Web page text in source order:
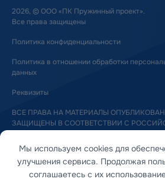
2026, © ООО «ПК Пружинный проект».
Все права защищены
Политика конфиденциальности
Политика в отношении обработки
данных
Реквизиты
ВСЕ ПРАВА НА МАТЕРИАЛЫ
ЗАЩИЩЕНЫ В СООТВЕТСТВИИ С
И СМЕЖНЫХ ПРАВАХ
Мы используем cookies для
улучшения сервиса. Продолжая
соглашаетесь с их